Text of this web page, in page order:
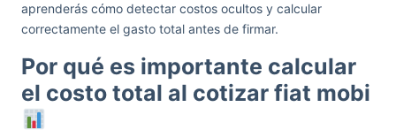
aprenderás cómo detectar costos ocultos y calcular
correctamente el gasto total antes de firmar.
Por qué es importante calcular
el costo total al cotizar fiat mobi